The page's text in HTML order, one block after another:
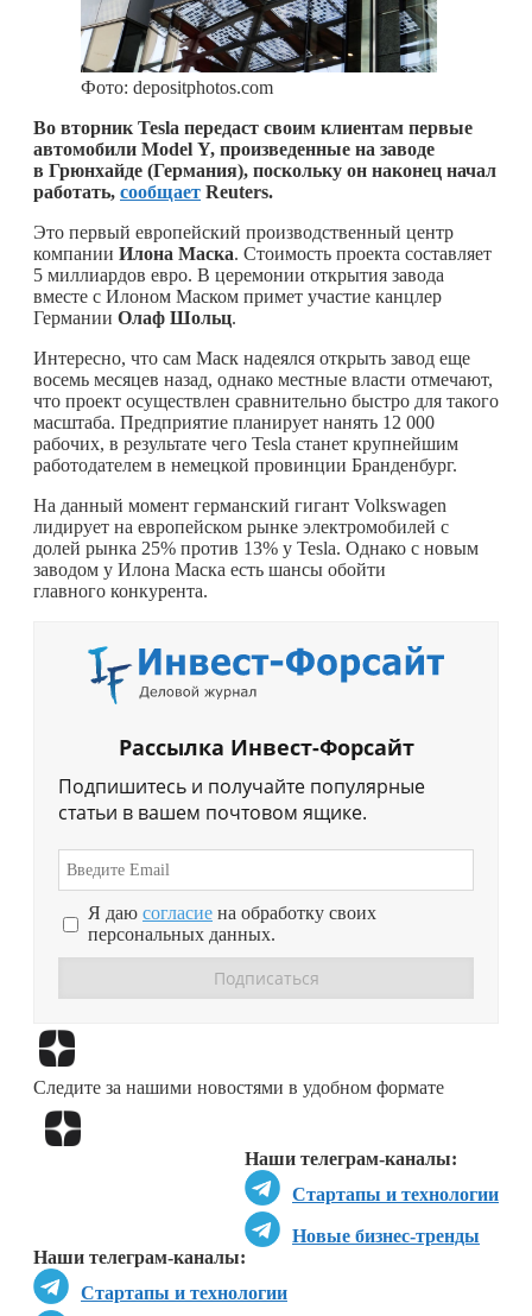
Фото: depositphotos.com
Во вторник Tesla передаст своим клиентам первые
автомобили Model Y, произведенные на заводе
в Грюнхайде (Германия), поскольку он наконец начал
работать, сообщает Reuters.
Это первый европейский производственный центр
компании Илона Маска. Стоимость проекта составляет
5 миллиардов евро. В церемонии открытия завода
вместе с Илоном Маском примет участие канцлер
Германии Олаф Шольц.
Интересно, что сам Маск надеялся открыть завод еще
восемь месяцев назад, однако местные власти отмечают,
что проект осуществлен сравнительно быстро для такого
масштаба. Предприятие планирует нанять 12 000
рабочих, в результате чего Tesla станет крупнейшим
работодателем в немецкой провинции Бранденбург.
На данный момент германский гигант Volkswagen
лидирует на европейском рынке электромобилей с
долей рынка 25% против 13% у Tesla. Однако с новым
заводом у Илона Маска есть шансы обойти
главного конкурента.
Рассылка Инвест-Форсайт
Подпишитесь и получайте популярные
статьи в вашем почтовом ящике.
Я даю согласие на обработку своих
персональных данных.
Следите за нашими новостями в удобном формате
Наши телеграм-каналы:
Стартапы и технологии
Новые бизнес-тренды
Наши телеграм-каналы:
Стартапы и технологии